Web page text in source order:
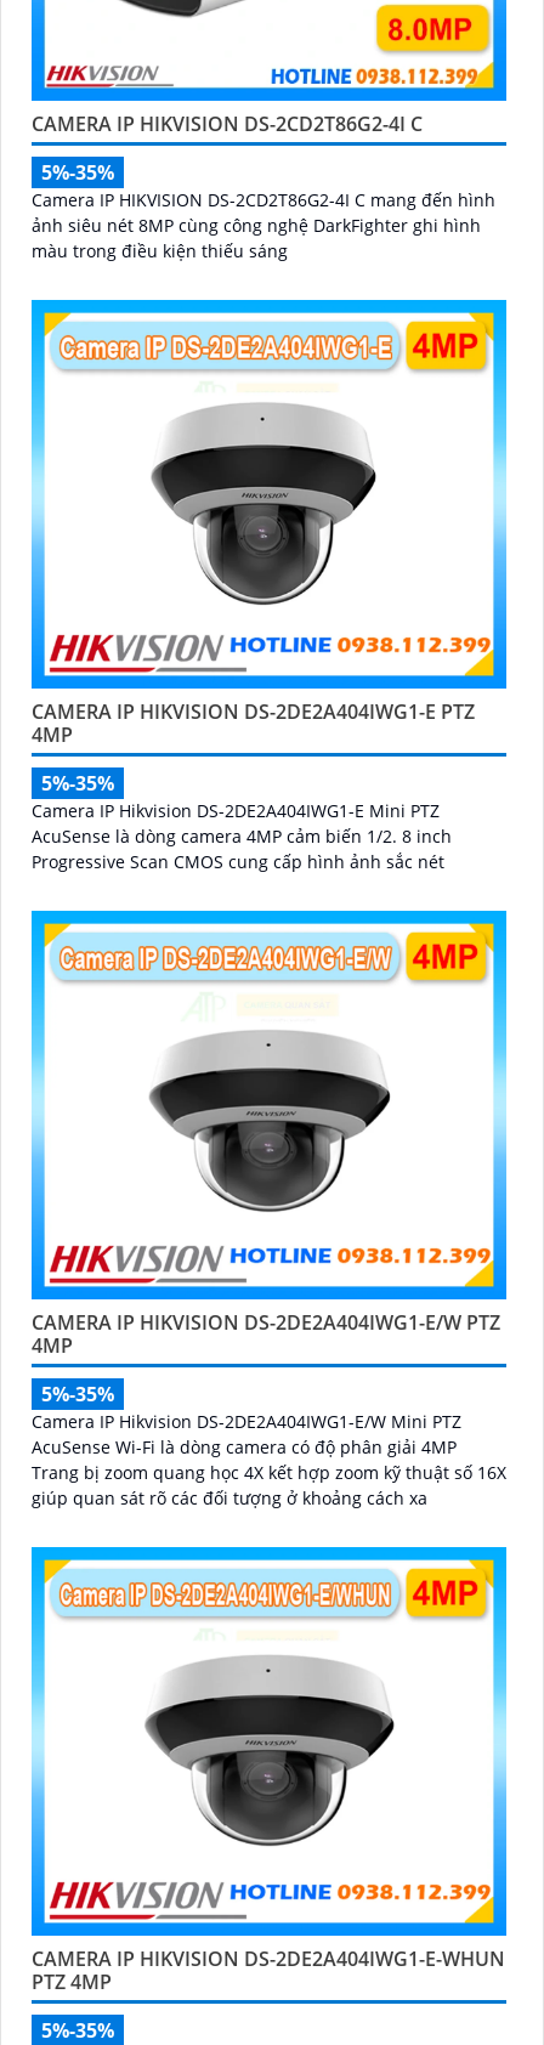
CAMERA IP HIKVISION DS-2CD2T86G2-4I C
5%-35%
Camera IP HIKVISION DS-2CD2T86G2-4I C mang đến hình
ảnh siêu nét 8MP cùng công nghệ DarkFighter ghi hình
màu trong điều kiện thiếu sáng
CAMERA IP HIKVISION DS-2DE2A404IWG1-E PTZ
4MP
5%-35%
Camera IP Hikvision DS-2DE2A404IWG1-E Mini PTZ
AcuSense là dòng camera 4MP cảm biến 1/2. 8 inch
Progressive Scan CMOS cung cấp hình ảnh sắc nét
CAMERA IP HIKVISION DS-2DE2A404IWG1-E/W PTZ
4MP
5%-35%
Camera IP Hikvision DS-2DE2A404IWG1-E/W Mini PTZ
AcuSense Wi-Fi là dòng camera có độ phân giải 4MP
Trang bị zoom quang học 4X kết hợp zoom kỹ thuật số 16X
giúp quan sát rõ các đối tượng ở khoảng cách xa
CAMERA IP HIKVISION DS-2DE2A404IWG1-E-WHUN
PTZ 4MP
5%-35%